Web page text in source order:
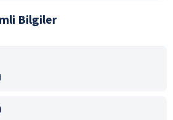
Bilgiler